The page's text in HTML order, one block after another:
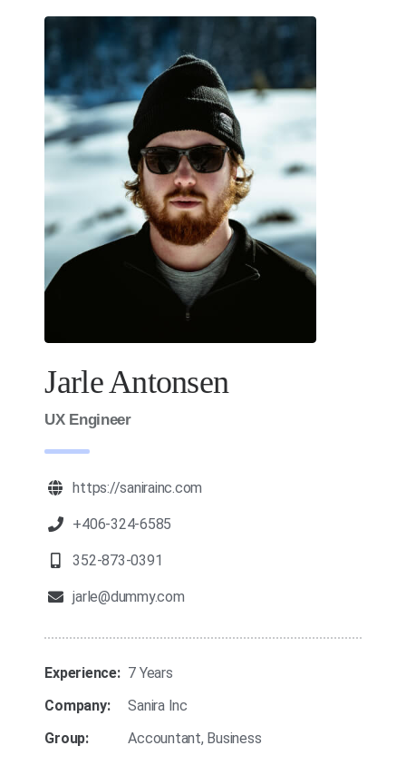
Jarle Antonsen
UX Engineer
https://sanirainc.com
+406-324-6585
352-873-0391
jarle@dummy.com
Experience: 7 Years
Company:
Sanira Inc
Group:
Accountant, Business